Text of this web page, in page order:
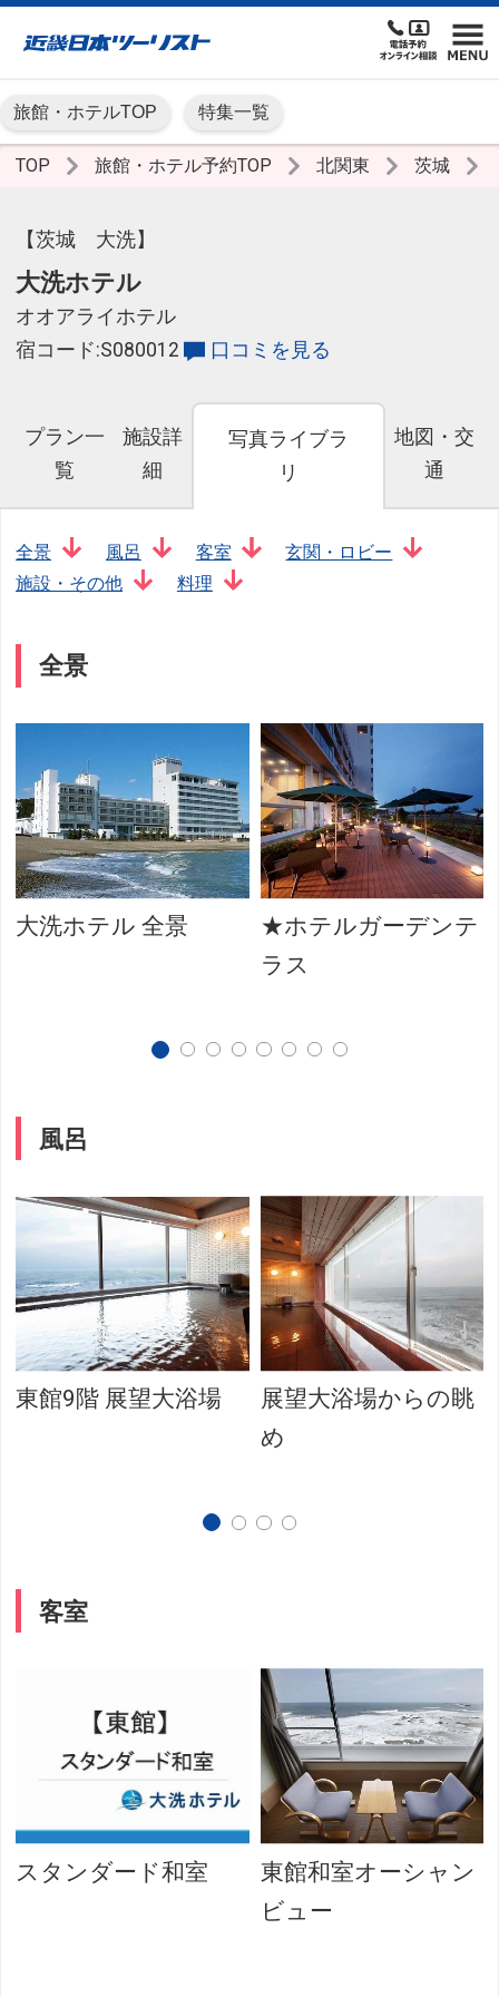
旅館・ホテルTOP 特集一覧
TOP 旅館・ホテル予約TOP 北関東 茨城
【茨城 大洗】
大洗ホテル
オオアライホテル
宿コード:S080012
口コミを見る
プラン一
覧
施設詳
細
写真ライブラ
リ
地図・交
通
全景 風呂 客室
玄関・ロビー
施設・その他
料理
全景
大洗ホテル 全景
★ホテルガーデンテ
ラス
風呂
東館9階 展望大浴場
展望大浴場からの眺
め
客室
スタンダード和室
東館和室オーシャン
ビュー